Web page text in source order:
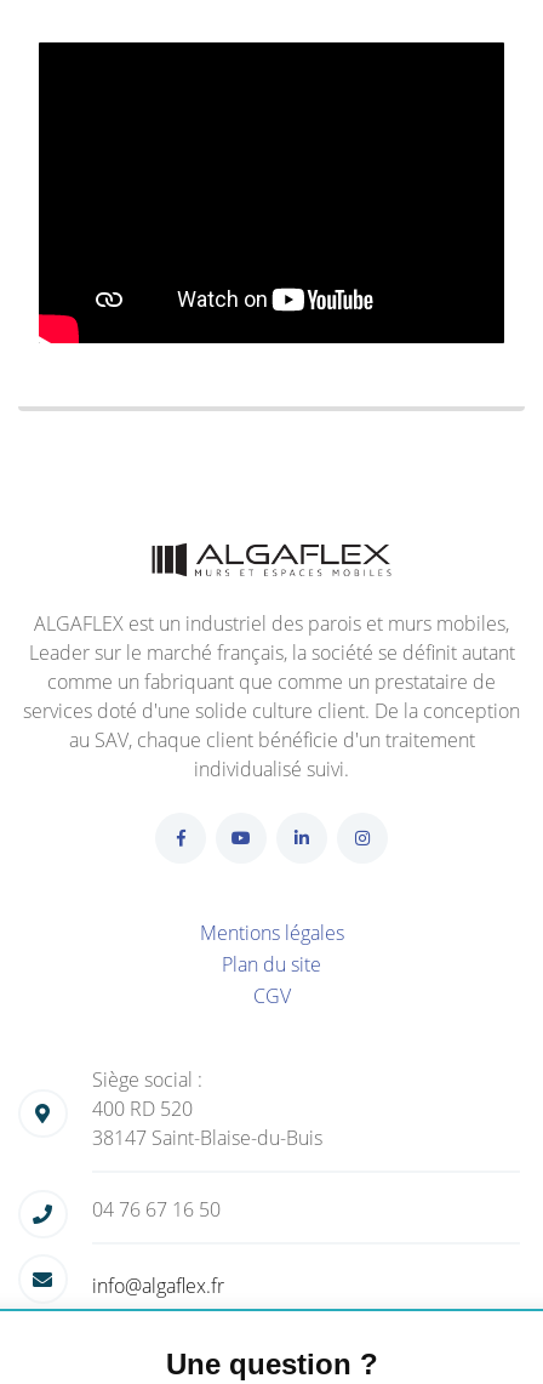
ALGAFLEX est un industriel des parois et murs mobiles,
Leader sur le marché français, la société se définit autant
comme un fabriquant que comme un prestataire de
services doté d'une solide culture client. De la conception
au SAV, chaque client bénéficie d'un traitement
individualisé suivi.
Mentions légales
Plan du site
CGV
Une question ?
Siège social :
400 RD 520
38147 Saint-Blaise-du-Buis
04 76 67 16 50
info@algaflex.fr